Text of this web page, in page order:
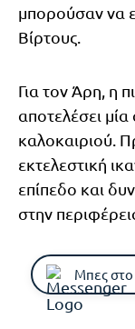
μπορούσαν να
Βίρτους.
Για τον Άρη, η
αποτελέσει μία
καλοκαιριού.
εκτελεστική
επίπεδο και
στην
Μπες